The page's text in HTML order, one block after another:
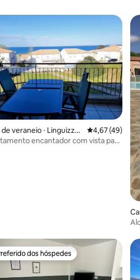
de veraneio ⋅ Linguizzet
4,67 de uma
4,67 (49)
encantador com vista para
os melhores preferidos dos hóspedes
dos hóspedes